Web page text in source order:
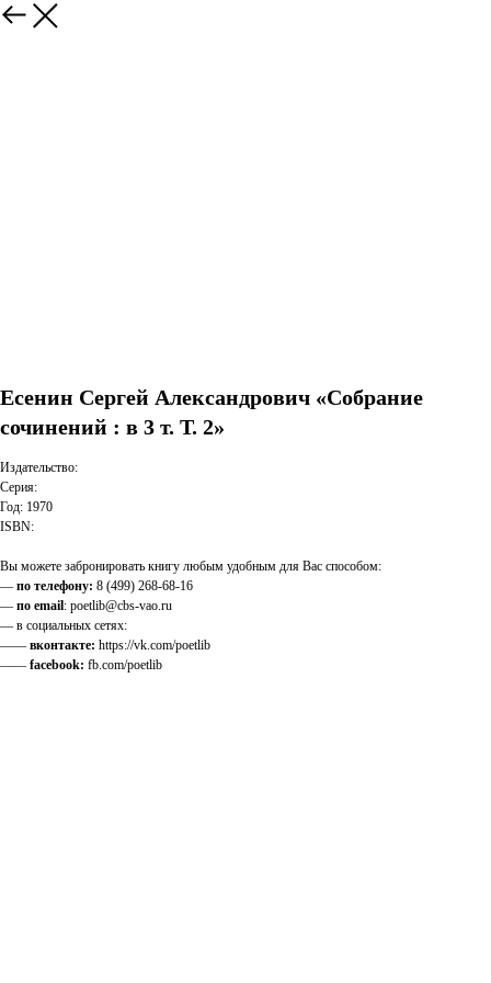
Есенин Сергей Александрович «Собрание
сочинений : в 3 т. Т. 2»
Издательство:
Серия:
Год: 1970
ISBN:
Вы можете забронировать книгу любым удобным для Вас способом:
— по телефону: 8 (499) 268-68-16
— по email: poetlib@cbs-vao.ru
— в социальных сетях:
—— вконтакте: https://vk.com/poetlib
—— facebook: fb.com/poetlib